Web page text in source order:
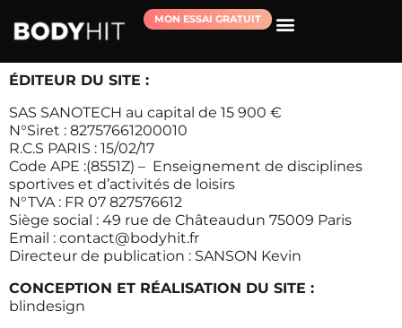
MON ESSAI GRATUIT
ÉDITEUR DU SITE :
SAS SANOTECH au capital de 15 900 €
N°Siret : 82757661200010
R.C.S PARIS : 15/02/17
Code APE :(8551Z) – Enseignement de disciplines
sportives et d’activités de loisirs
N°TVA : FR 07 827576612
Siège social : 49 rue de Châteaudun 75009 Paris
Email : contact@bodyhit.fr
Directeur de publication : SANSON Kevin
CONCEPTION ET RÉALISATION DU SITE :
blindesign